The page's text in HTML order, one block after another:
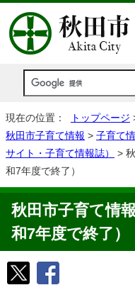
現在の位置： トップページ
秋田市子育て情報 > 子育て
サイト・子育て情報誌）
>
和7年度で終了）
秋田市子育て情
和7年度で終了）